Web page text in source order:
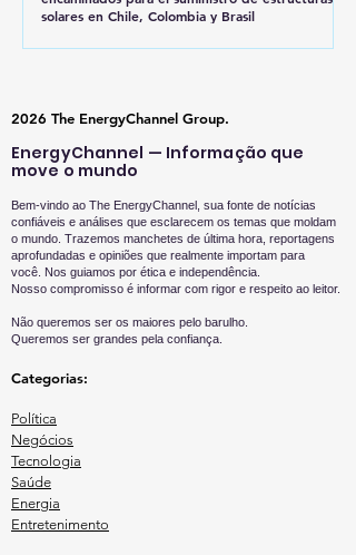
solares en Chile, Colombia y Brasil
2026 The EnergyChannel Group.
EnergyChannel — Informação que
move o mundo
Bem-vindo ao The EnergyChannel, sua fonte de notícias
confiáveis e análises que esclarecem os temas que moldam
o mundo. Trazemos manchetes de última hora, reportagens
aprofundadas e opiniões que realmente importam para
você. Nos guiamos por ética e independência.
Nosso compromisso é informar com rigor e respeito ao leitor.
Não queremos ser os maiores pelo barulho.
Queremos ser grandes pela confiança.
Categorias:
Política
Negócios
Tecnologia
Saúde
Energia
Entretenimento